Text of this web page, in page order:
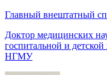
Главный внештатный
Доктор медицинских
госпитальной и
НГМУ